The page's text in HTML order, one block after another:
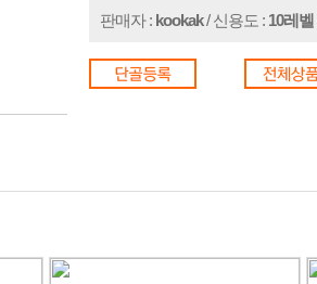
판매자 : kookak/ 신용도 : 10레벨